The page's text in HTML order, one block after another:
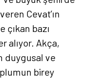
Cevat’ın
çıkan bazı
alıyor. Akça,
duygusal ve
birey